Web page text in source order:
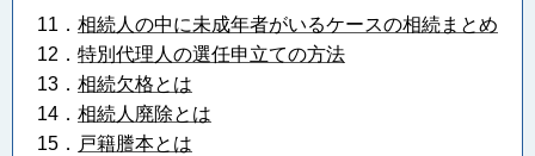
11． 相続人の中に未成年者がいるケースの相続まとめ
12． 特別代理人の選任申立ての方法
13． 相続欠格とは
14． 相続人廃除とは
15． 戸籍謄本とは